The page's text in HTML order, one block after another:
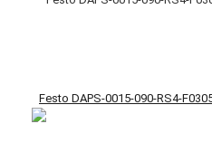
Festo DAPS-0015-090-RS4-